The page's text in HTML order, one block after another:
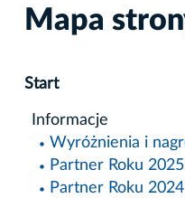
Mapa
Start
Informacje
Wyróżnienia i
Partner Roku 2025
Partner Roku 2024